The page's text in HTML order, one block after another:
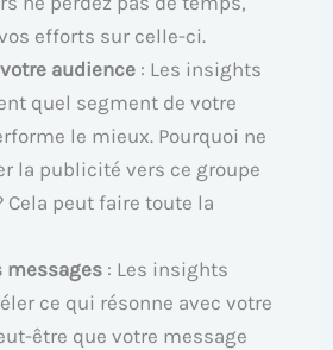
efforts sur celle-ci.
audience : Les insights
quel segment de votre
le mieux. Pourquoi ne
la publicité vers ce groupe
Cela peut faire toute la
messages : Les insights
ce qui résonne avec votre
être que votre message